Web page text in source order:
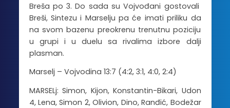
Breša po 3. Do sada su Vojvođani gostovali
Breši, Sintezu i Marselju pa će imati priliku da
na svom bazenu preokrenu trenutnu poziciju
u grupi i u duelu sa rivalima izbore dalji
plasman.
Marselj – Vojvodina 13:7 (4:2, 3:1, 4:0, 2:4)
MARSELj: Simon, Kijon, Konstantin-Bikari, Udon
4, Lena, Simon 2, Olivion, Dino, Ranđić, Bodežar